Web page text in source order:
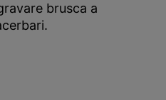
brusca a